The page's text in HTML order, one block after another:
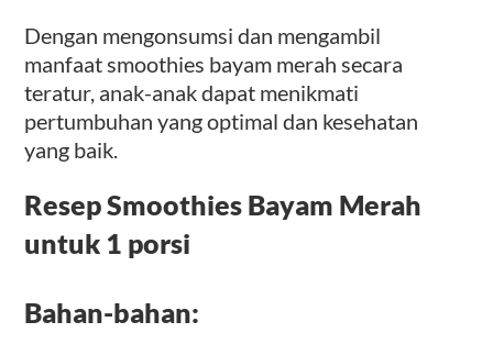
Dengan mengonsumsi dan mengambil
manfaat smoothies bayam merah secara
teratur, anak-anak dapat menikmati
pertumbuhan yang optimal dan kesehatan
yang baik.
Resep Smoothies Bayam Merah
untuk 1 porsi
Bahan-bahan: